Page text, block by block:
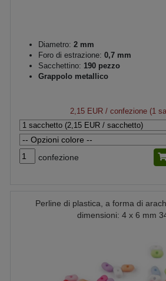
Diametro: 2 mm
Foro di estrazione: 0,7 mm
Sacchettino: 190 pezzo
Grappolo metallico
2,15 EUR/ confezione (1
confezione
Perline di plastica, a forma di
dimensioni: 4 x 6 mm